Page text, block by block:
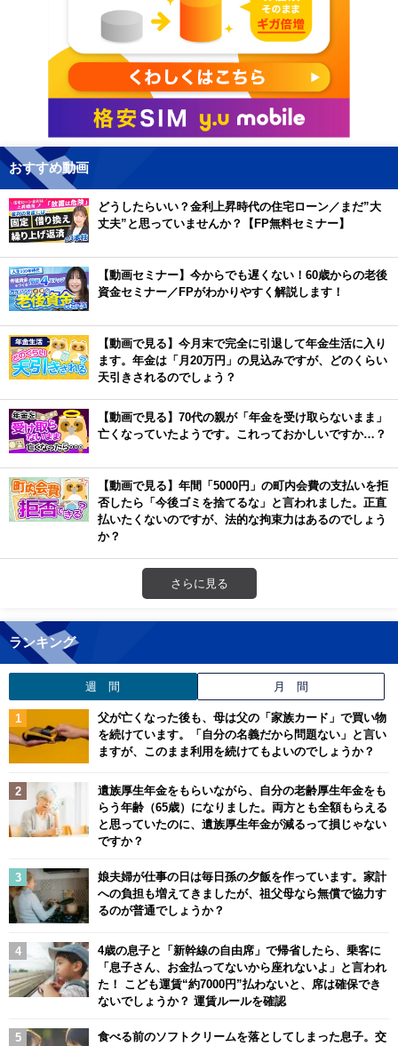
おすすめ動画
どうしたらいい？金利上昇時代の住宅ローン／まだ”大
丈夫”と思っていませんか？【FP無料セミナー】
【動画セミナー】今からでも遅くない！60歳からの老後
資金セミナー／FPがわかりやすく解説します！
【動画で見る】今月末で完全に引退して年金生活に入り
ます。年金は「月20万円」の見込みですが、どのくらい
天引きされるのでしょう？
【動画で見る】70代の親が「年金を受け取らないまま」
亡くなっていたようです。これっておかしいですか…？
【動画で見る】年間「5000円」の町内会費の支払いを拒
否したら「今後ゴミを捨てるな」と言われました。正直
払いたくないのですが、法的な拘束力はあるのでしょう
か？
さらに見る
ランキング
週 間 月 間
父が亡くなった後も、母は父の「家族カード」で買い物
を続けています。「自分の名義だから問題ない」と言い
ますが、このまま利用を続けてもよいのでしょうか？
遺族厚生年金をもらいながら、自分の老齢厚生年金をも
らう年齢（65歳）になりました。両方とも全額もらえる
と思っていたのに、遺族厚生年金が減るって損じゃない
ですか？
娘夫婦が仕事の日は毎日孫の夕飯を作っています。家計
への負担も増えてきましたが、祖父母なら無償で協力す
るのが普通でしょうか？
4歳の息子と「新幹線の自由席」で帰省したら、乗客に
「息子さん、お金払ってないから座れないよ」と言われ
た！ こども運賃“約7000円”払わないと、席は確保でき
ないでしょうか？ 運賃ルールを確認
食べる前のソフトクリームを落としてしまった息子。交